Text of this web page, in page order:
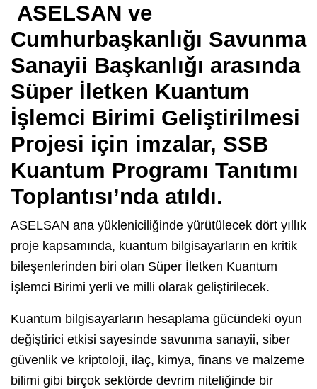
ASELSAN ve
Cumhurbaşkanlığı Savunma
Sanayii Başkanlığı arasında
Süper İletken Kuantum
İşlemci Birimi Geliştirilmesi
Projesi için imzalar, SSB
Kuantum Programı Tanıtımı
Toplantısı’nda atıldı.
ASELSAN ana yükleniciliğinde yürütülecek dört yıllık
proje kapsamında, kuantum bilgisayarların en kritik
bileşenlerinden biri olan Süper İletken Kuantum
İşlemci Birimi yerli ve milli olarak geliştirilecek.
Kuantum bilgisayarların hesaplama gücündeki oyun
değiştirici etkisi sayesinde savunma sanayii, siber
güvenlik ve kriptoloji, ilaç, kimya, finans ve malzeme
bilimi gibi birçok sektörde devrim niteliğinde bir